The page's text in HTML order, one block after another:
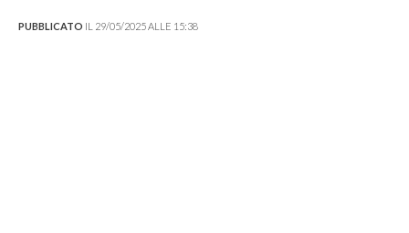
PUBBLICATO IL 29/05/2025 ALLE 15:38